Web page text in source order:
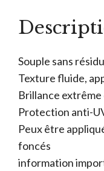
Souple sans résidu
Texture fluide,
Brillance
Protection anti-
Peux être
foncés
information